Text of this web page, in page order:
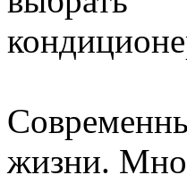
жизни.